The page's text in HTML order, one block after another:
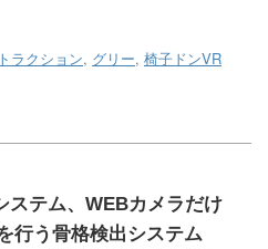
ラクション, グリー, 椅子ドンVR
ステム、WEBカメラだけ
行う骨格検出システム